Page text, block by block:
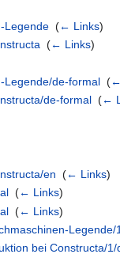
Legende ‎(← Links)
‎(← Links)
Legende/de-formal ‎(
de-formal ‎(←
en ‎(← Links)
‎(← Links)
‎(← Links)
Legende/
bei Constructa/